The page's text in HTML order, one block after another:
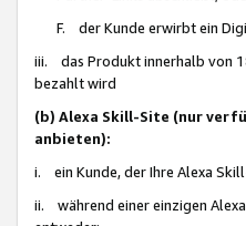
F. der Kunde erwirbt ein
iii. das Produkt innerhalb von
bezahlt wird
(b) Alexa Skill-Site (nur
anbieten):
i. ein Kunde, der Ihre Alexa
ii. während einer einzigen